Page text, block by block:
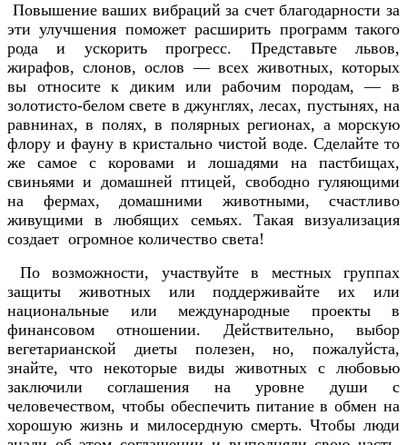
Повышение ваших вибраций за счет благодарности за
эти улучшения поможет расширить программ такого
рода и ускорить прогресс. Представьте львов,
жирафов, слонов, ослов — всех животных, которых
вы относите к диким или рабочим породам, — в
золотисто-белом свете в джунглях, лесах, пустынях, на
равнинах, в полях, в полярных регионах, а морскую
флору и фауну в кристально чистой воде. Сделайте то
же самое с коровами и лошадями на пастбищах,
свиньями и домашней птицей, свободно гуляющими
на фермах, домашними животными, счастливо
живущими в любящих семьях. Такая визуализация
создает огромное количество света!
По возможности, участвуйте в местных группах
защиты животных или поддерживайте их или
национальные или международные проекты в
финансовом отношении. Действительно, выбор
вегетарианской диеты полезен, но, пожалуйста,
знайте, что некоторые виды животных с любовью
заключили соглашения на уровне души с
человечеством, чтобы обеспечить питание в обмен на
хорошую жизнь и милосердную смерть. Чтобы люди